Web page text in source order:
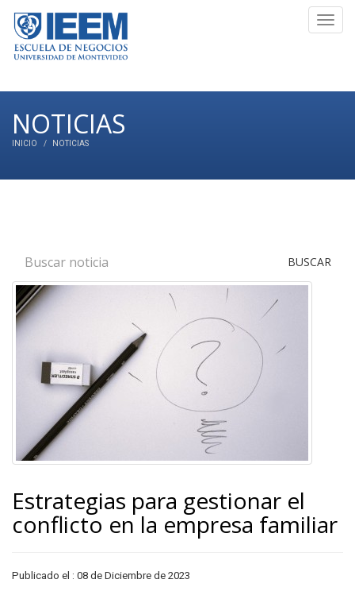
NOTICIAS
INICIO NOTICIAS
BUSCAR
Estrategias para gestionar el
conflicto en la empresa familiar
Publicado el : 08 de Diciembre de 2023